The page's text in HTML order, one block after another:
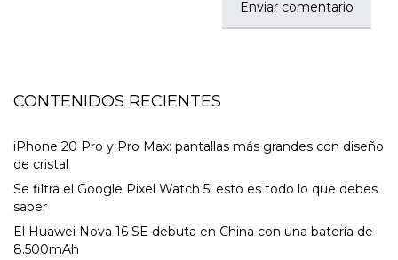
CONTENIDOS RECIENTES
iPhone 20 Pro y Pro Max: pantallas más grandes con diseño
de cristal
Se filtra el Google Pixel Watch 5: esto es todo lo que debes
saber
El Huawei Nova 16 SE debuta en China con una batería de
8.500mAh